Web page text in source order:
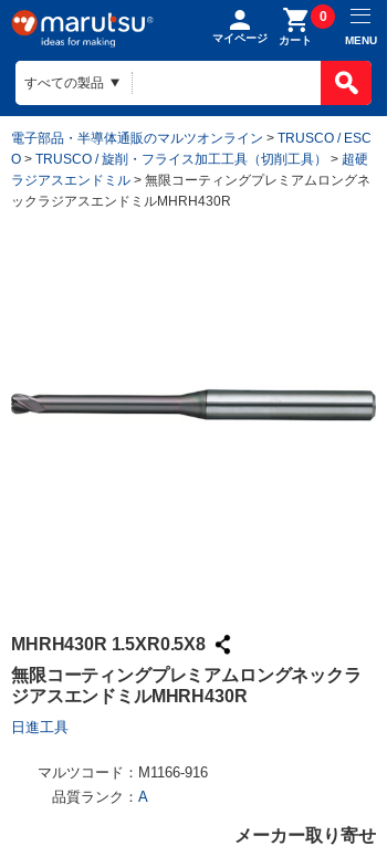
マイページ カート
0
MENU
電子部品・半導体通販のマルツオンライン > TRUSCO / ESC
O > TRUSCO / 旋削・フライス加工工具（切削工具） > 超硬
ラジアスエンドミル > 無限コーティングプレミアムロングネ
ックラジアスエンドミルMHRH430R
MHRH430R 1.5XR0.5X8
無限コーティングプレミアムロングネックラ
ジアスエンドミルMHRH430R
日進工具
マルツコード： M1166-916
品質ランク： A
メーカー取り寄せ